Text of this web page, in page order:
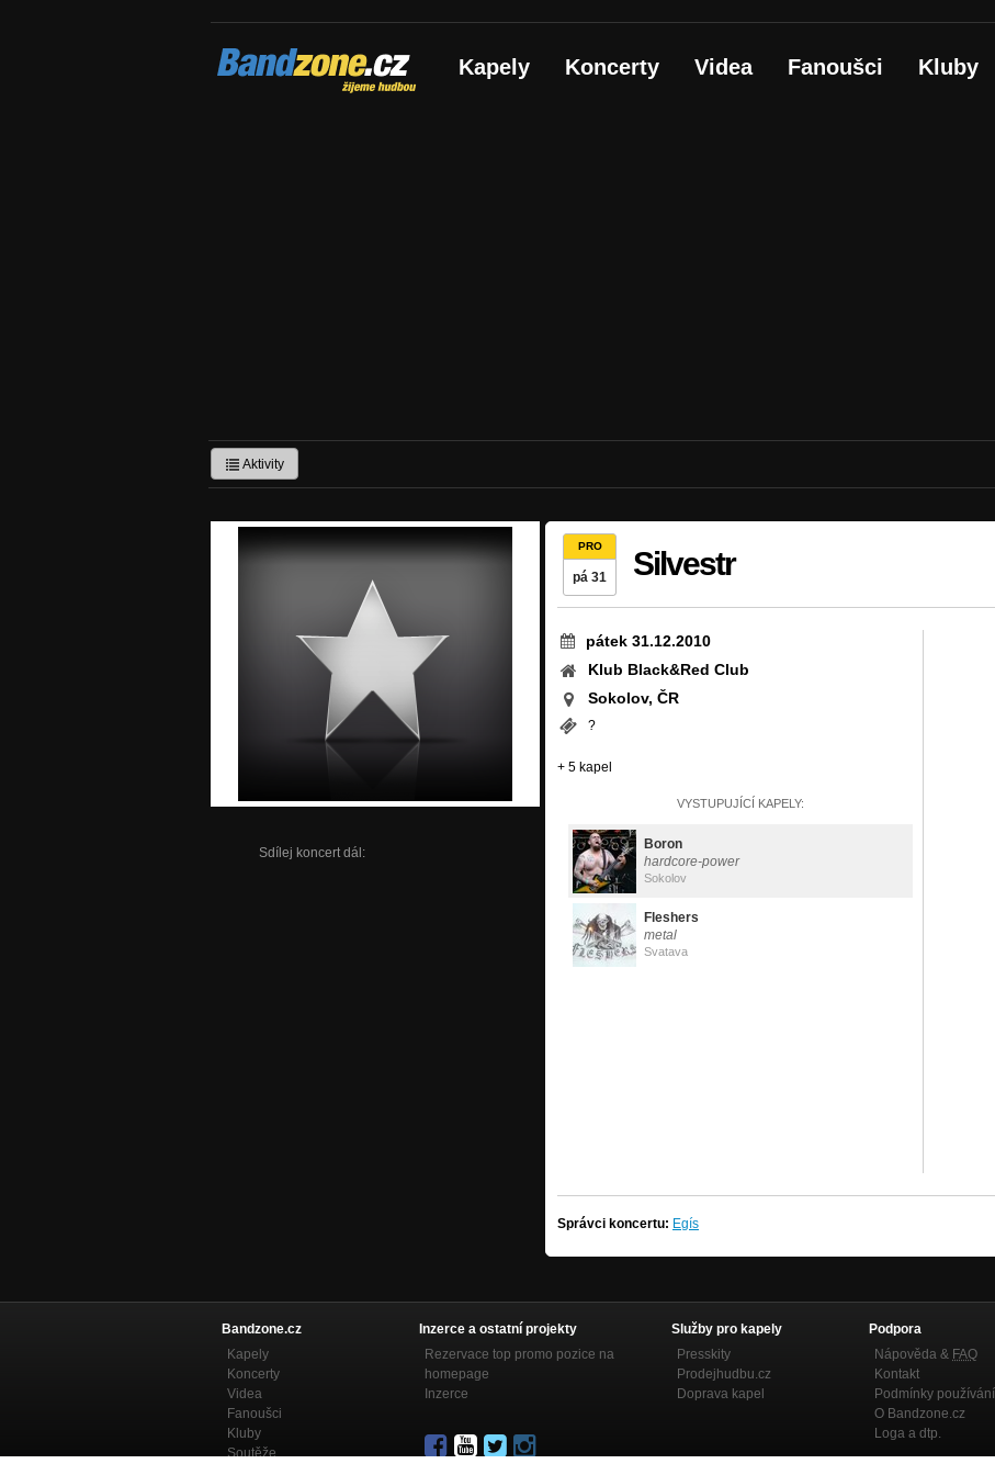
Bandzone.cz
žijeme hudbou Kapely Koncerty Videa Fanoušci Kluby
Aktivity
Sdílej koncert dál:
PRO
pá 31 Silvestr
pátek 31.12.2010
Klub Black&Red Club
Sokolov, ČR
?
+ 5 kapel
VYSTUPUJÍCÍ KAPELY:
Boron
hardcore-power
Sokolov
Fleshers
metal
Svatava
Správci koncertu: Egís
Bandzone.cz
Kapely
Koncerty
Videa
Fanoušci
Kluby
Soutěže
Inzerce a ostatní projekty
Rezervace top promo pozice na
homepage
Inzerce
Služby pro kapely
Presskity
Prodejhudbu.cz
Doprava kapel
Podpora
Nápověda & FAQ
Kontakt
Podmínky používání
O Bandzone.cz
Loga a dtp.